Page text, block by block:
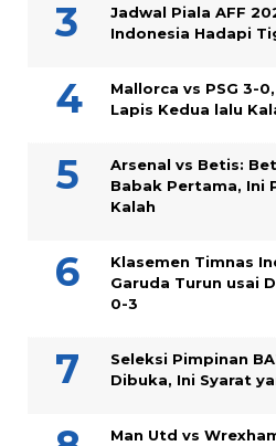
Jadwal Piala AFF
Indonesia Hadapi
Mallorca vs PSG 3-
Lapis Kedua lalu
Arsenal vs Betis:
Babak Pertama, Ini
Kalah
Klasemen Timnas
Garuda Turun usai
0-3
Seleksi Pimpinan
Dibuka, Ini Syarat
Man Utd vs